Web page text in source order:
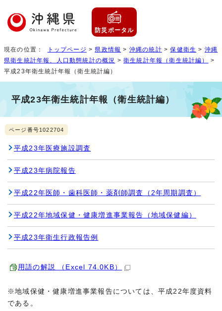
防災ポータル
現在の位置： トップページ > 県政情報 > 沖縄の統計 >保健衛生 > 沖縄
県衛生統計年報、人口動態統計の概況 >衛生統計年報（衛生統計編）
>
平成23年衛生統計年報（衛生統計編）
平成23年衛生統計年報（衛生統計編）
ページ番号1022704
平成23年医療施設調査
平成23年病院報告
平成22年医師・歯科医師・薬剤師調査（2年周期調査）
平成22年地域保健・健康増進事業報告（地域保健編）
平成23年衛生行政報告例
用語の解説 （Excel 74.0KB）
※地域保健・健康増進事業報告については、平成22年度資料
である。